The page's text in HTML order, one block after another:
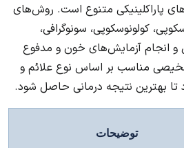
پاراکلینیکی متنوع است. روش‌های
کولونوسکوپی، سونوگرافی،
و انجام آزمایش‌های خون و مدفوع
مناسب بر اساس نوع علائم و
تا بهترین نتیجه درمانی حاصل شود.
توضیحات